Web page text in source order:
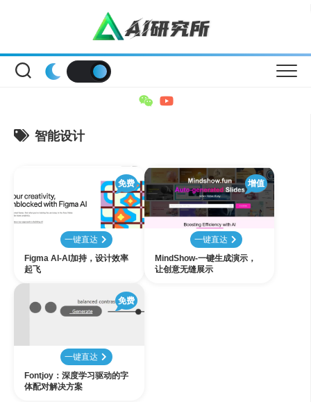
智能设计
免费
一键直达
Figma AI-AI加持，设计效率
起飞
增值
一键直达
MindShow-一键生成演示，
让创意无缝展示
免费
一键直达
Fontjoy：深度学习驱动的字
体配对解决方案